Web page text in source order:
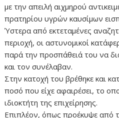
με την απειλή αιχμηρού
πρατηρίου υγρών καυσίμων
Ύστερα από εκτεταμένες
περιοχή, οι αστυνομικοί
παρά την προσπάθειά του να
και τον συνέλαβαν.
Στην κατοχή του βρέθηκε και
ποσό που είχε αφαιρέσει, το
ιδιοκτήτη της επιχείρησης.
Επιπλέον, όπως προέκυψε από